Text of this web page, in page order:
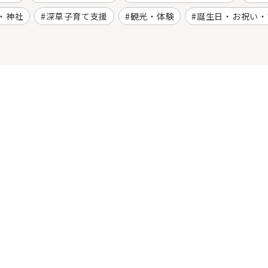
神社 深草子育て支援 観光・体験 誕生日・お祝い